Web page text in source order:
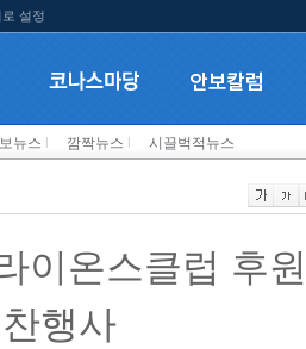
설정
뉴스 깜짝뉴스 시끌벅적뉴스
이온스클럽 후
행사